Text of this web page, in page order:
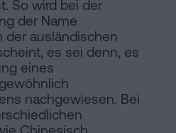
So wird bei der
der Name
der ausländischen
es sei denn, es
eines
nachgewiesen. Bei